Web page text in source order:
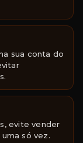
sua conta do
evite vender
só vez.